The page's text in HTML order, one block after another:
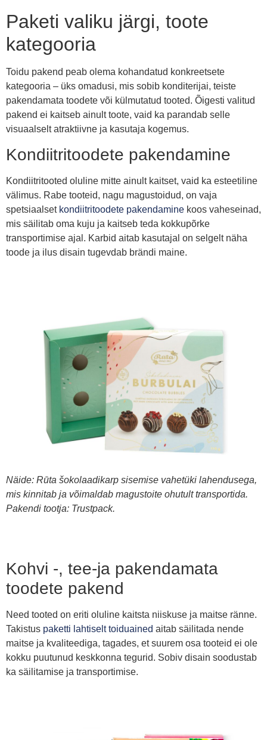
Paketi valiku järgi, toote
kategooria
Toidu pakend peab olema kohandatud konkreetsete
kategooria – üks omadusi, mis sobib konditerijai, teiste
pakendamata toodete või külmutatud tooted. Õigesti valitud
pakend ei kaitseb ainult toote, vaid ka parandab selle
visuaalselt atraktiivne ja kasutaja kogemus.
Kondiitritoodete pakendamine
Kondiitritooted oluline mitte ainult kaitset, vaid ka esteetiline
välimus. Rabe tooteid, nagu magustoidud, on vaja
spetsiaalset kondiitritoodete pakendamine koos vaheseinad,
mis säilitab oma kuju ja kaitseb teda kokkupõrke
transportimise ajal. Karbid aitab kasutajal on selgelt näha
toode ja ilus disain tugevdab brändi maine.
Näide: Rūta šokolaadikarp sisemise vahetüki lahendusega,
mis kinnitab ja võimaldab magustoite ohutult transportida.
Pakendi tootja: Trustpack.
Kohvi -, tee-ja pakendamata
toodete pakend
Need tooted on eriti oluline kaitsta niiskuse ja maitse ränne.
Takistus paketti lahtiselt toiduained aitab säilitada nende
maitse ja kvaliteediga, tagades, et suurem osa tooteid ei ole
kokku puutunud keskkonna tegurid. Sobiv disain soodustab
ka säilitamise ja transportimise.